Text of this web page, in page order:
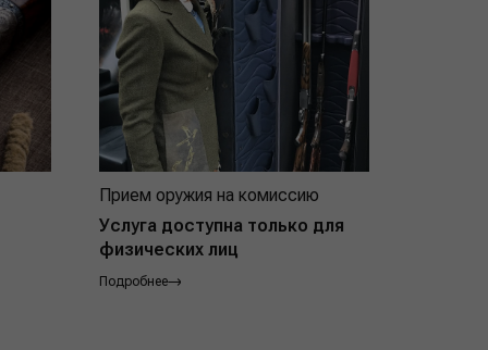
Прием оружия на комиссию
Услуга доступна только для
физических лиц
Подробнее